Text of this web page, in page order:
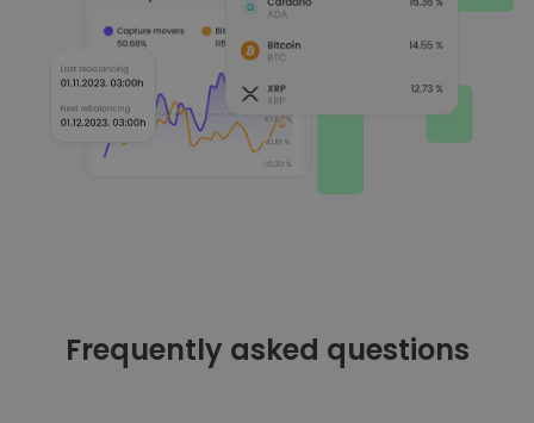
Frequently asked questions